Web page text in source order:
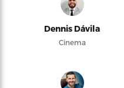
Dennis Dávila
Cinema